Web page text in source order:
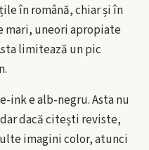
în română, chiar și în
uneori apropiate
limitează un pic
ink e alb-negru. Asta nu
dacă citești reviste,
imagini color, atunci